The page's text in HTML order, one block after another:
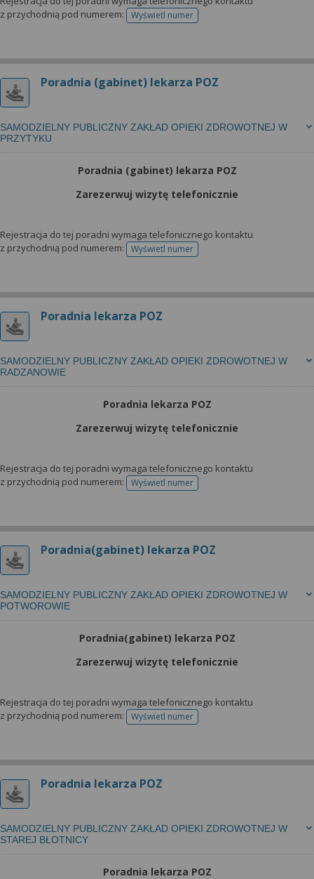
z przychodnią pod numerem:
Wyświetl numertelefonu do rejestracji
Poradnia (gabinet) lekarza POZ
SAMODZIELNY PUBLICZNY ZAKŁAD OPIEKI ZDROWOTNEJ W
PRZYTYKU
Poradnia (gabinet) lekarza POZ
Zarezerwuj wizytę telefonicznie
Rejestracja do tej poradni wymaga telefonicznego kontaktu
z przychodnią pod numerem:
Wyświetl numertelefonu do rejestracji
Poradnia lekarza POZ
SAMODZIELNY PUBLICZNY ZAKŁAD OPIEKI ZDROWOTNEJ W
RADZANOWIE
Poradnia lekarza POZ
Zarezerwuj wizytę telefonicznie
Rejestracja do tej poradni wymaga telefonicznego kontaktu
z przychodnią pod numerem:
Wyświetl numertelefonu do rejestracji
Poradnia(gabinet) lekarza POZ
SAMODZIELNY PUBLICZNY ZAKŁAD OPIEKI ZDROWOTNEJ W
POTWOROWIE
Poradnia(gabinet) lekarza POZ
Zarezerwuj wizytę telefonicznie
Rejestracja do tej poradni wymaga telefonicznego kontaktu
z przychodnią pod numerem:
Wyświetl numertelefonu do rejestracji
Poradnia lekarza POZ
SAMODZIELNY PUBLICZNY ZAKŁAD OPIEKI ZDROWOTNEJ W
STAREJ BŁOTNICY
Poradnia lekarza POZ
możesz też wycofać zgodę na przetwarzanie Twoich
konfigurację szczegółową, to możesz tego dokonać
za pomocą „Ustawień zaawansowanych”.
Więcej informacji na temat wykorzystywania
narzędzi zewnętrznych w naszym serwisie
znajdziesz w Regulaminie Serwisu.